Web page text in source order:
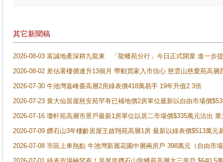
其它新聞稿
2026-08-03 富誠地產深耕九龍東 「龍蟠苑分行」今日正式開業 進一步
2026-08-02 差估署樓價連升13個月 帶動買家入市信心 慈雲山慈愛苑高層
2026-07-30 牛池灣嘉峰臺高層2房綠表價418萬易手 19年升值2.3倍
2026-07-23 黄大仙居屋慈安苑罕有已補地價2房單位最新以自由市場價
2026-07-16 瓊軒苑高層市景戶最新1房單位以居二市場價$335萬元沽出
2026-07-09 鑽石山3年樓齡居屋王啟翔苑高層1房 最新以綠表價$513萬元
2026-07-08 市區上車熱點 牛池灣新麗花園中層兩房戶 398萬元（自由市